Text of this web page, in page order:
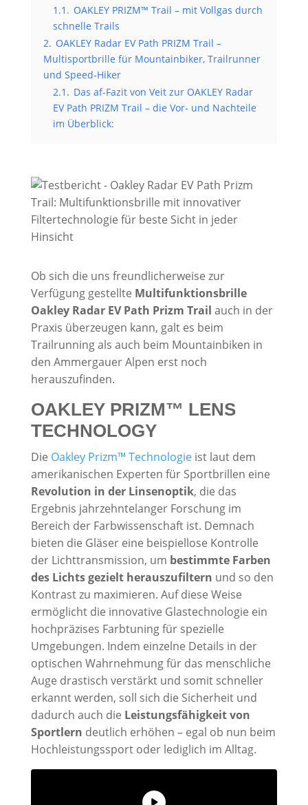
1.1. OAKLEY PRIZM™ Trail – mit Vollgas durch
schnelle Trails
2. OAKLEY Radar EV Path PRIZM Trail –
Multisportbrille für Mountainbiker, Trailrunner
und Speed-Hiker
2.1. Das af-Fazit von Veit zur OAKLEY Radar
EV Path PRIZM Trail – die Vor- und Nachteile
im Überblick:
Ob sich die uns freundlicherweise zur
Verfügung gestellte Multifunktionsbrille
Oakley Radar EV Path Prizm Trail auch in der
Praxis überzeugen kann, galt es beim
Trailrunning als auch beim Mountainbiken in
den Ammergauer Alpen erst noch
herauszufinden.
OAKLEY PRIZM™ LENS
TECHNOLOGY
Die Oakley Prizm™ Technologieist laut dem
amerikanischen Experten für Sportbrillen eine
Revolution in der Linsenoptik, die das
Ergebnis jahrzehntelanger Forschung im
Bereich der Farbwissenschaft ist. Demnach
bieten die Gläser eine beispiellose Kontrolle
der Lichttransmission, um bestimmte Farben
des Lichts gezielt herauszufiltern und so den
Kontrast zu maximieren. Auf diese Weise
ermöglicht die innovative Glastechnologie ein
hochpräzises Farbtuning für spezielle
Umgebungen. Indem einzelne Details in der
optischen Wahrnehmung für das menschliche
Auge drastisch verstärkt und somit schneller
erkannt werden, soll sich die Sicherheit und
dadurch auch die Leistungsfähigkeit von
Sportlern deutlich erhöhen – egal ob nun beim
Hochleistungssport oder lediglich im Alltag.